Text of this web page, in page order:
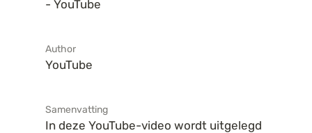
- YouTube
Author
YouTube
Samenvatting
In deze YouTube-video wordt uitgelegd